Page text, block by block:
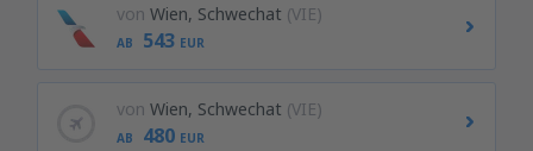
von Wien, Schwechat (VIE)
AB 543 EUR
von Wien, Schwechat (VIE)
AB 480 EUR